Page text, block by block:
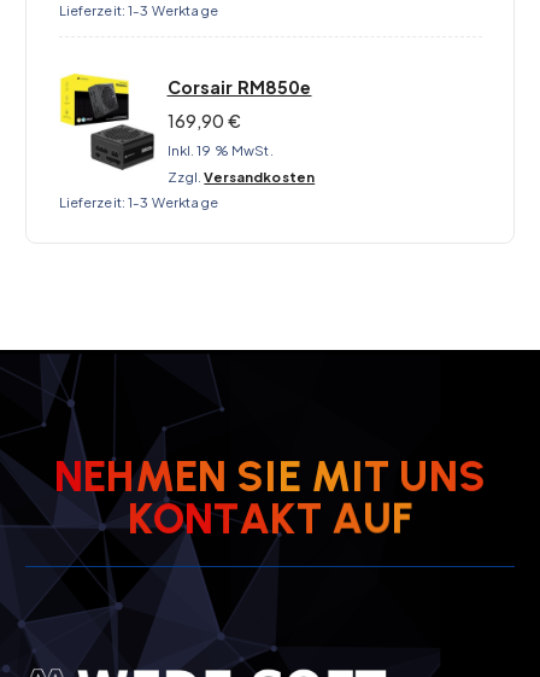
Lieferzeit:1-3 Werktage
Corsair RM850e
169,90 €
Inkl. 19 % MwSt.
Zzgl.Versandkosten
Lieferzeit:1-3 Werktage
NEHMEN SIE MIT UNS
KONTAKT AUF